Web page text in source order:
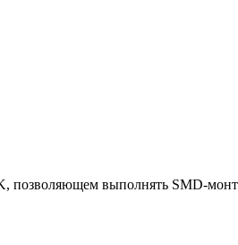
поз­во­ля­ю­щем вы­пол­нять SMD-